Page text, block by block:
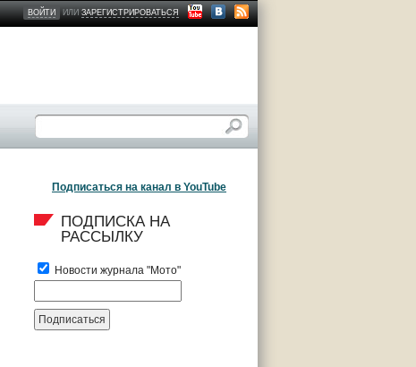
ВОЙТИ ИЛИЗАРЕГИСТРИРОВАТЬСЯ
Подписаться на канал в YouTube
ПОДПИСКА НА
РАССЫЛКУ
Новости журнала "Мото"